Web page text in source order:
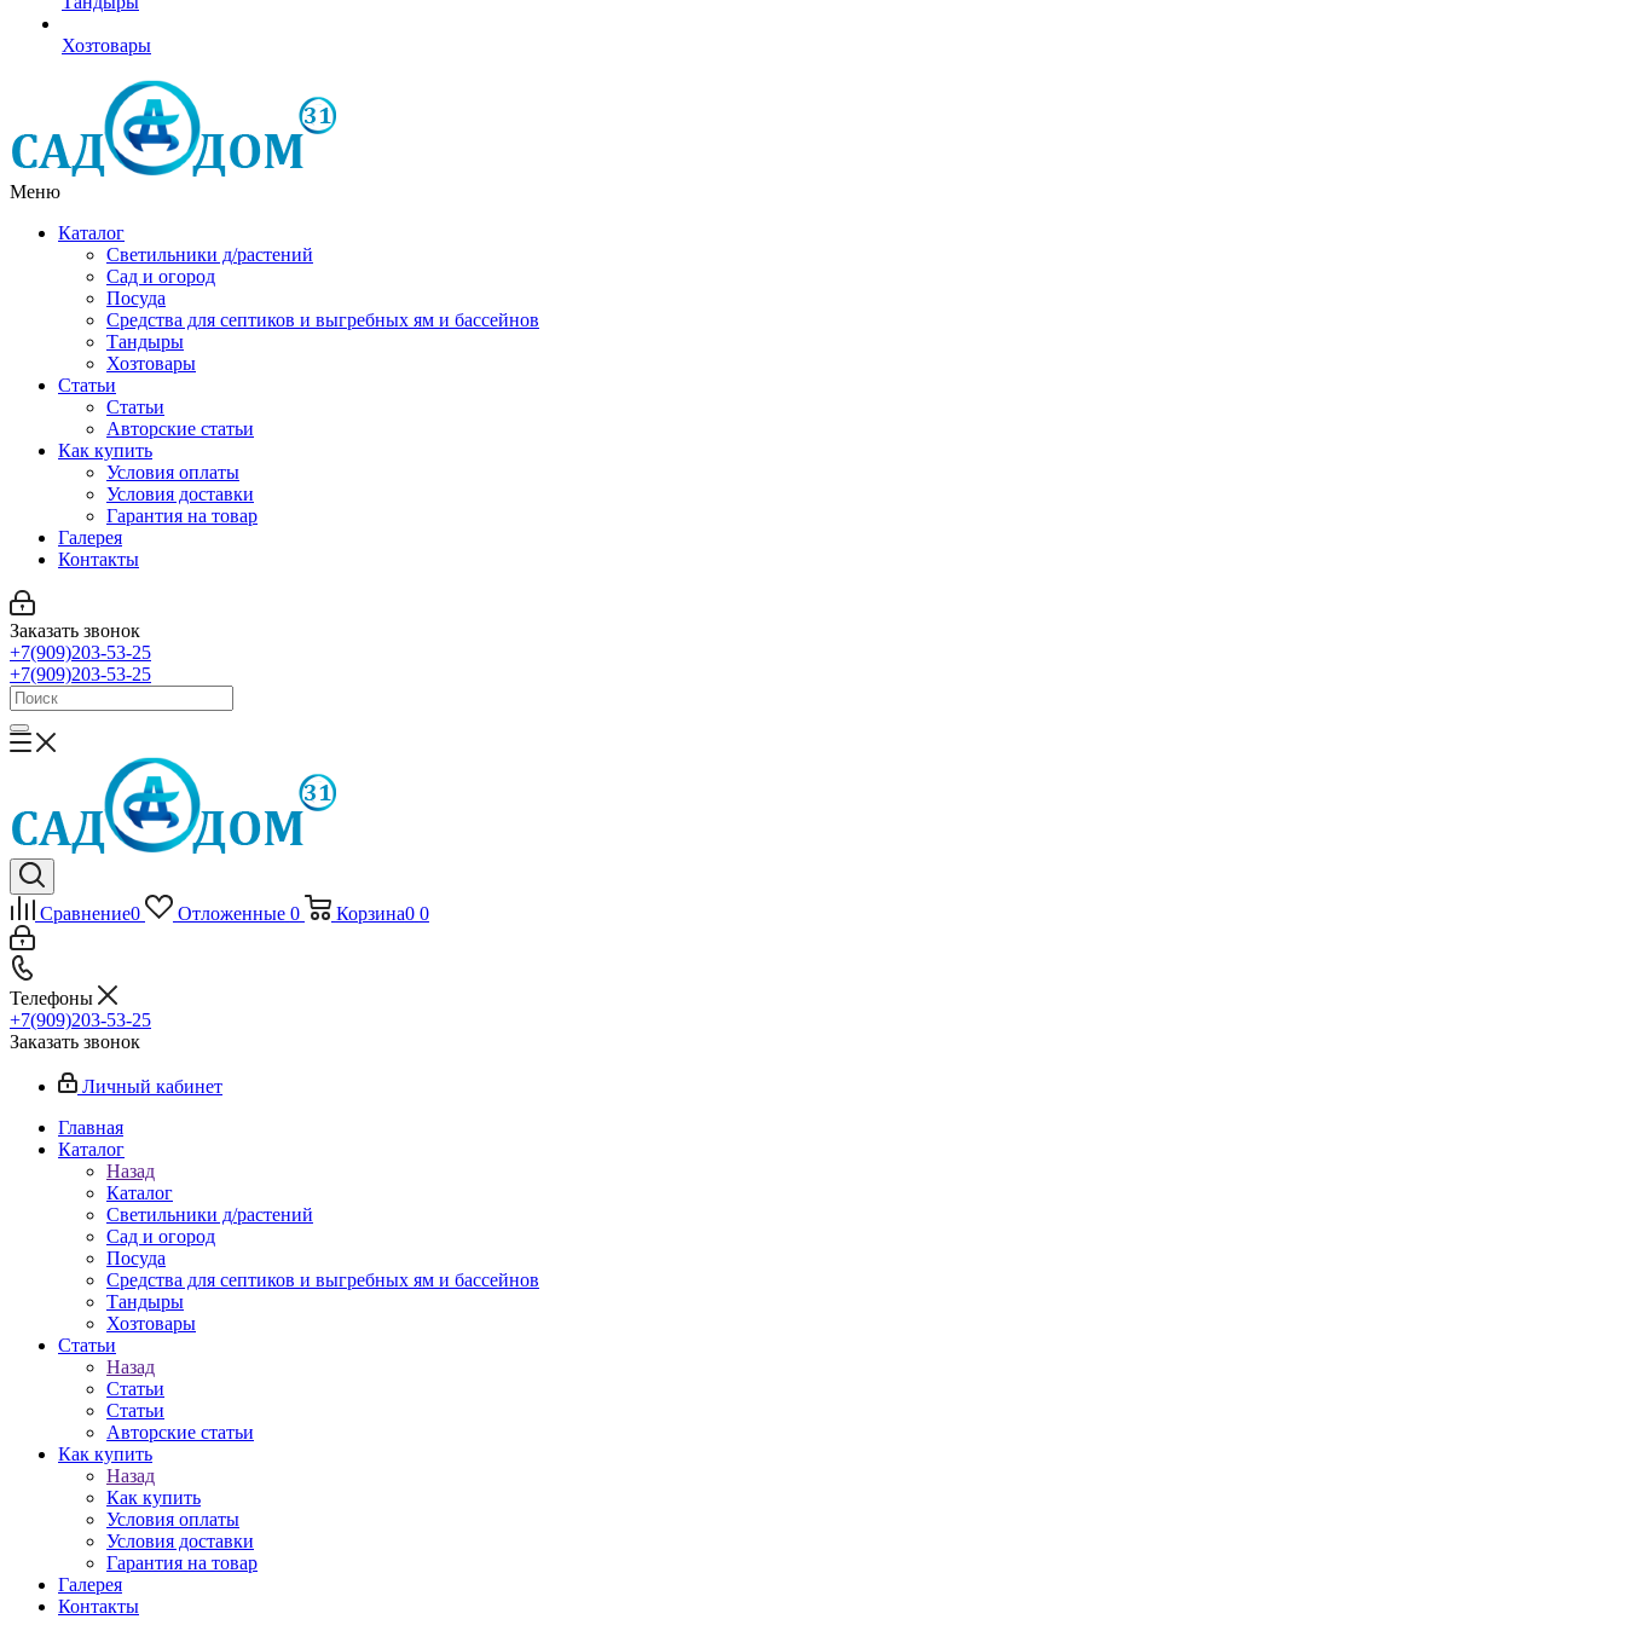
Хозтовары
Меню
Каталог
Светильники д/растений
Сад и огород
Посуда
Средства для септиков и выгребных ям и бассейнов
Тандыры
Хозтовары
Статьи
Статьи
Авторские статьи
Как купить
Условия оплаты
Условия доставки
Гарантия на товар
Галерея
Контакты
Заказать звонок
+7(909)203-53-25
+7(909)203-53-25
Сравнение0 Отложенные 0 Корзина0 0
Телефоны
+7(909)203-53-25
Заказать звонок
Личный кабинет
Главная
Каталог
Назад
Каталог
Светильники д/растений
Сад и огород
Посуда
Средства для септиков и выгребных ям и бассейнов
Тандыры
Хозтовары
Статьи
Назад
Статьи
Статьи
Авторские статьи
Как купить
Назад
Как купить
Условия оплаты
Условия доставки
Гарантия на товар
Галерея
Контакты